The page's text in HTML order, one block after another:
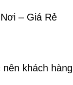
– Giá Rẻ
khách